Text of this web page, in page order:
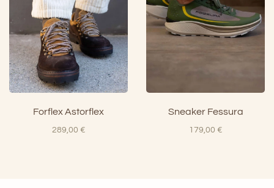
Forflex Astorflex
289,00 €
Sneaker Fessura
179,00 €